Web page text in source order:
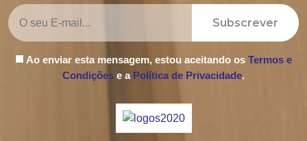
Subscrever
Ao enviar esta mensagem, estou aceitando os Termos e
Condições e a Política de Privacidade.